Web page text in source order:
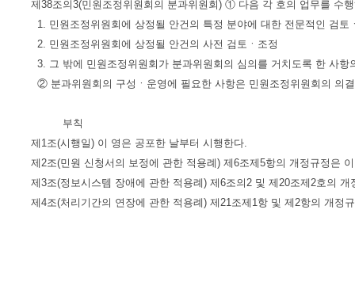
제38조의3(민원조정위원회의 분과위원회) ① 다음 각 호의 업무를 수
1. 민원조정위원회에 상정될 안건의 특정 분야에 대한 전문적인 검토
2. 민원조정위원회에 상정될 안건의 사전 검토ㆍ조정
3. 그 밖에 민원조정위원회가 분과위원회의 심의를 거치도록 한 사항
② 분과위원회의 구성ㆍ운영에 필요한 사항은 민원조정위원회의 의
부칙
제1조(시행일) 이 영은 공포한 날부터 시행한다.
제2조(민원 신청서의 보정에 관한 적용례) 제6조제5항의 개정규정은
제3조(정보시스템 장애에 관한 적용례) 제6조의2 및 제20조제2호의
제4조(처리기간의 연장에 관한 적용례) 제21조제1항 및 제2항의 개정